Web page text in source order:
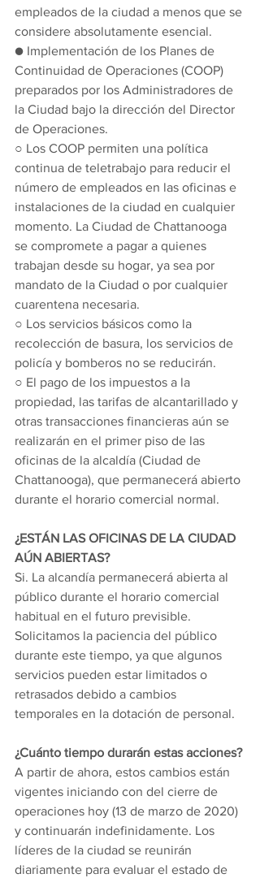
empleados de la ciudad a menos que se
considere absolutamente esencial.
● Implementación de los Planes de
Continuidad de Operaciones (COOP)
preparados por los Administradores de
la Ciudad bajo la dirección del Director
de Operaciones.
○ Los COOP permiten una política
continua de teletrabajo para reducir el
número de empleados en las oficinas e
instalaciones de la ciudad en cualquier
momento. La Ciudad de Chattanooga
se compromete a pagar a quienes
trabajan desde su hogar, ya sea por
mandato de la Ciudad o por cualquier
cuarentena necesaria.
○ Los servicios básicos como la
recolección de basura, los servicios de
policía y bomberos no se reducirán.
○ El pago de los impuestos a la
propiedad, las tarifas de alcantarillado y
otras transacciones financieras aún se
realizarán en el primer piso de las
oficinas de la alcaldía (Ciudad de
Chattanooga), que permanecerá abierto
durante el horario comercial normal.
¿ESTÁN LAS OFICINAS DE LA CIUDAD
AÚN ABIERTAS?
Si. La alcandía permanecerá abierta al
público durante el horario comercial
habitual en el futuro previsible.
Solicitamos la paciencia del público
durante este tiempo, ya que algunos
servicios pueden estar limitados o
retrasados debido a cambios
temporales en la dotación de personal.
¿Cuánto tiempo durarán estas acciones?
A partir de ahora, estos cambios están
vigentes iniciando con del cierre de
operaciones hoy (13 de marzo de 2020)
y continuarán indefinidamente. Los
líderes de la ciudad se reunirán
diariamente para evaluar el estado de